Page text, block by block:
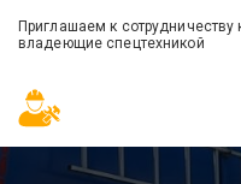
Приглашаем к сотрудничеству
владеющие спецтехникой